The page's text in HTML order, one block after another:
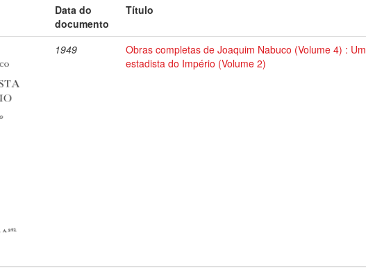
Data do
documento
Título
1949
Obras completas de Joaquim Nabuco (Volume 4) : Um
estadista do Império (Volume 2)